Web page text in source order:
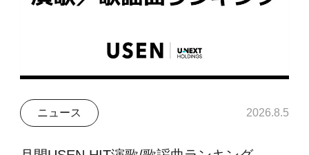
ニュース 2026.8.5